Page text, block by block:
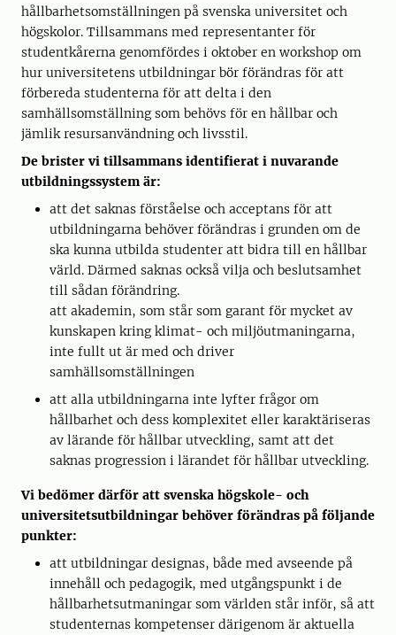
hållbarhetsomställningen på svenska universitet och
högskolor. Tillsammans med representanter för
studentkårerna genomfördes i oktober en workshop om
hur universitetens utbildningar bör förändras för att
förbereda studenterna för att delta i den
samhällsomställning som behövs för en hållbar och
jämlik resursanvändning och livsstil.
De brister vi tillsammans identifierat i nuvarande
utbildningssystem är:
att det saknas förståelse och acceptans för att
utbildningarna behöver förändras i grunden om de
ska kunna utbilda studenter att bidra till en hållbar
värld. Därmed saknas också vilja och beslutsamhet
till sådan förändring.
att akademin, som står som garant för mycket av
kunskapen kring klimat- och miljöutmaningarna,
inte fullt ut är med och driver
samhällsomställningen
att alla utbildningarna inte lyfter frågor om
hållbarhet och dess komplexitet eller karaktäriseras
av lärande för hållbar utveckling, samt att det
saknas progression i lärandet för hållbar utveckling.
Vi bedömer därför att svenska högskole- och
universitetsutbildningar behöver förändras på följande
punkter:
att utbildningar designas, både med avseende på
innehåll och pedagogik, med utgångspunkt i de
hållbarhetsutmaningar som världen står inför, så att
studenternas kompetenser därigenom är aktuella